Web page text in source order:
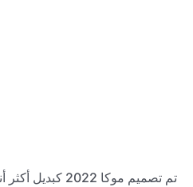
تم تصميم موكا